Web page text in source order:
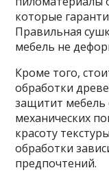
которые
Правильная
мебель не
Кроме того,
обработки
защитит мебель
механических
красоту
обработки
предпочтений.